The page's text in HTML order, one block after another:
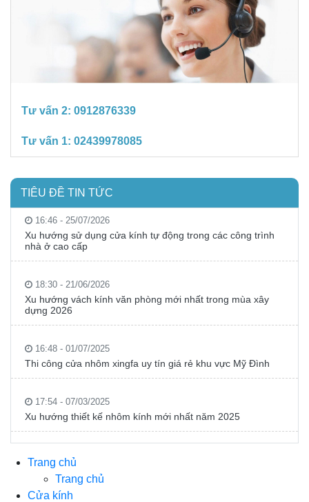
Tư vấn 2: 0912876339
Tư vấn 1: 02439978085
TIÊU ĐỀ TIN TỨC
16:46 - 25/07/2026
Xu hướng sử dụng cửa kính tự động trong các công trình
nhà ở cao cấp
18:30 - 21/06/2026
Xu hướng vách kính văn phòng mới nhất trong mùa xây
dựng 2026
16:48 - 01/07/2025
Thi công cửa nhôm xingfa uy tín giá rẻ khu vực Mỹ Đình
17:54 - 07/03/2025
Xu hướng thiết kế nhôm kính mới nhất năm 2025
Trang chủ
Trang chủ
Cửa kính